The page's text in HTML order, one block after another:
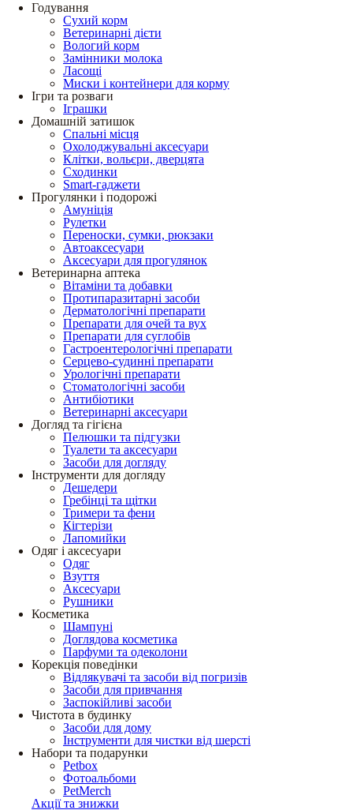
Годування
Сухий корм
Ветеринарні дієти
Вологий корм
Замінники молока
Ласощі
Миски і контейнери для корму
Ігри та розваги
Іграшки
Домашній затишок
Спальні місця
Охолоджувальні аксесуари
Клітки, вольєри, дверцята
Сходинки
Smart-гаджети
Прогулянки і подорожі
Амуніція
Рулетки
Переноски, сумки, рюкзаки
Автоаксесуари
Аксесуари для прогулянок
Ветеринарна аптека
Вітаміни та добавки
Протипаразитарні засоби
Дерматологічні препарати
Препарати для очей та вух
Препарати для суглобів
Гастроентерологічні препарати
Серцево-судинні препарати
Урологічні препарати
Стоматологічні засоби
Антибіотики
Ветеринарні аксесуари
Догляд та гігієна
Пелюшки та підгузки
Туалети та аксесуари
Засоби для догляду
Інструменти для догляду
Дешедери
Гребінці та щітки
Тримери та фени
Кігтерізи
Лапомийки
Одяг і аксесуари
Одяг
Взуття
Аксесуари
Рушники
Косметика
Шампуні
Доглядова косметика
Парфуми та одеколони
Корекція поведінки
Відлякувачі та засоби від погризів
Засоби для привчання
Заспокійливі засоби
Чистота в будинку
Засоби для дому
Інструменти для чистки від шерсті
Набори та подарунки
Petbox
Фотоальбоми
PetMerch
Акції та знижки